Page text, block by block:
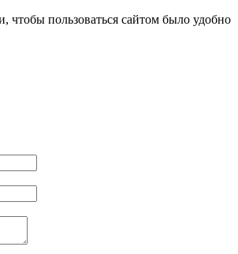
чтобы пользоваться сайтом было удобно